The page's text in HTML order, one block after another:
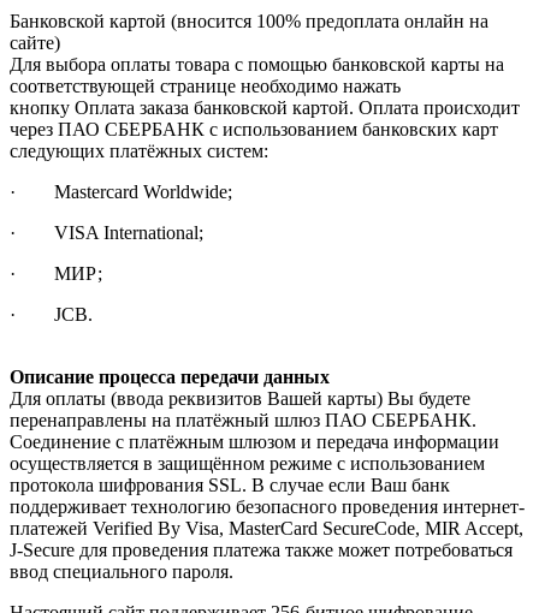
Банковской картой (вносится 100% предоплата онлайн на
сайте)
Для выбора оплаты товара с помощью банковской карты на
соответствующей странице необходимо нажать
кнопку Оплата заказа банковской картой. Оплата происходит
через ПАО СБЕРБАНК с использованием банковских карт
следующих платёжных систем:
· Mastercard Worldwide;
· VISA International;
· МИР;
· JCB.
Описание процесса передачи данных
Для оплаты (ввода реквизитов Вашей карты) Вы будете
перенаправлены на платёжный шлюз ПАО СБЕРБАНК.
Соединение с платёжным шлюзом и передача информации
осуществляется в защищённом режиме с использованием
протокола шифрования SSL. В случае если Ваш банк
поддерживает технологию безопасного проведения интернет-
платежей Verified By Visa, MasterCard SecureCode, MIR Accept,
J-Secure для проведения платежа также может потребоваться
ввод специального пароля.